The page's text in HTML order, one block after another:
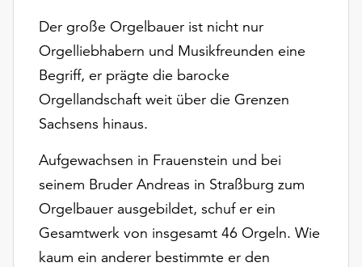
Verfügung.
Funktionale
Cookies
werden
auch
ohne
Einverständnis
weiterhin
ausgeführt.
Möchten
Der große Orgelbauer ist nicht nur
Orgelliebhabern und Musikfreunden eine
Begriff, er prägte die barocke
Orgellandschaft weit über die Grenzen
Sachsens hinaus.
Aufgewachsen in Frauenstein und bei
seinem Bruder Andreas in Straßburg zum
Orgelbauer ausgebildet, schuf er ein
Gesamtwerk von insgesamt 46 Orgeln. Wie
kaum ein anderer bestimmte er den